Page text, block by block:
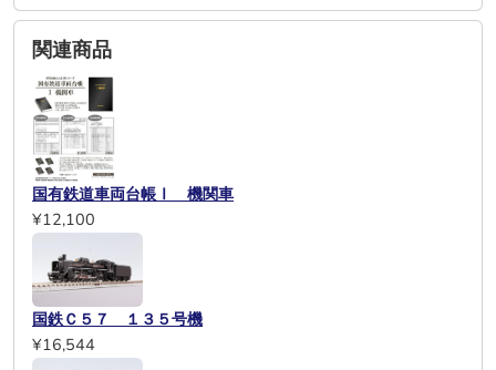
関連商品
国有鉄道車両台帳Ⅰ 機関車
¥12,100
国鉄Ｃ５７ １３５号機
¥16,544